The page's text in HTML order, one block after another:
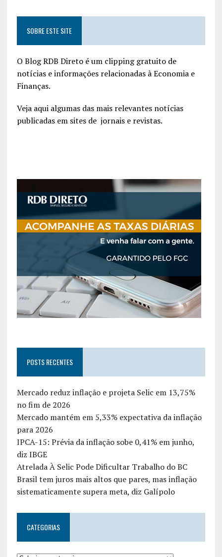
SOBRE ESTE SITE
O Blog RDB Direto é um clipping gratuito de
notícias e informações relacionadas à Economia e
Finanças.
Veja aqui algumas das mais relevantes notícias
publicadas em sites de jornais e revistas.
POSTS RECENTES
Mercado reduz inflação e projeta Selic em 13,75%
no fim de 2026
Mercado mantém em 5,33% expectativa da inflação
para 2026
IPCA-15: Prévia da inflação sobe 0,41% em junho,
diz IBGE
Atrelada À Selic Pode Dificultar Trabalho do BC
Brasil tem juros mais altos que pares, mas inflação
sistematicamente supera meta, diz Galípolo
CATEGORIAS